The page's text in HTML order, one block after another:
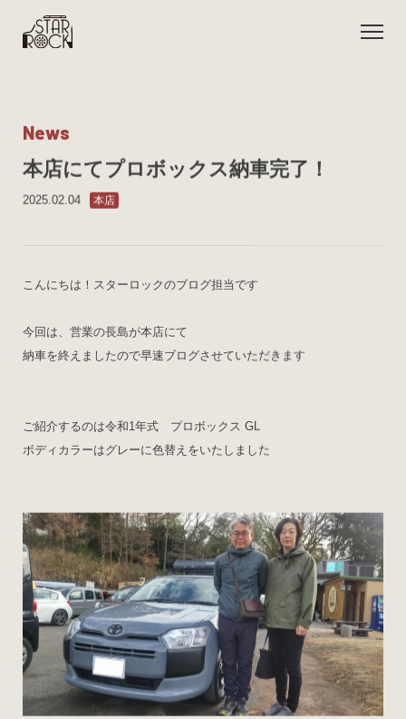
News
本店にてプロボックス納車完了！
2025.02.04 本店
こんにちは！スターロックのブログ担当です
今回は、営業の長島が本店にて
納車を終えましたので早速ブログさせていただきます
ご紹介するのは令和1年式 プロボックス GL
ボディカラーはグレーに色替えをいたしました